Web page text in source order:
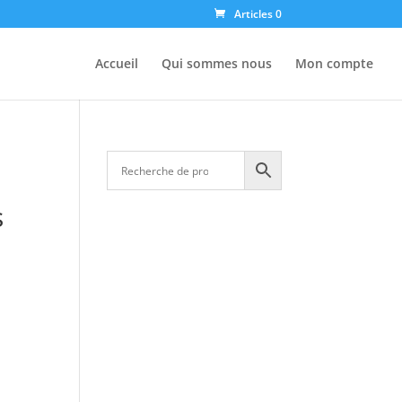
Articles 0
Accueil Qui sommes nous Mon compte